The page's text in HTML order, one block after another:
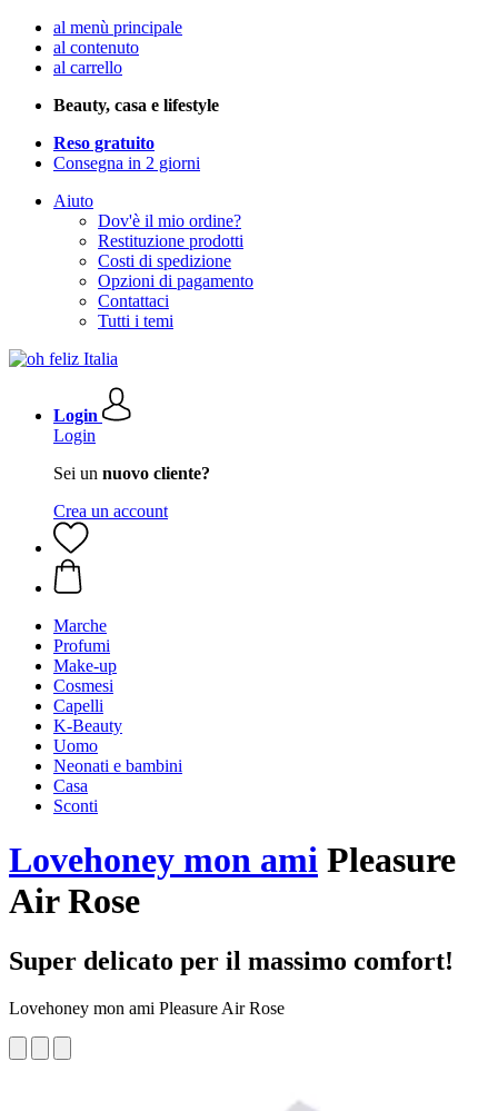
al menù principale
al contenuto
al carrello
Beauty, casa e lifestyle
Reso gratuito
Consegna in 2 giorni
Aiuto
Dov'è il mio ordine?
Restituzione prodotti
Costi di spedizione
Opzioni di pagamento
Contattaci
Tutti i temi
Login
Login
Sei un nuovo cliente?
Crea un account
Marche
Profumi
Make-up
Cosmesi
Capelli
K-Beauty
Uomo
Neonati e bambini
Casa
Sconti
Lovehoney mon ami Pleasure
Air Rose
Super delicato per il massimo comfort!
Lovehoney mon ami Pleasure Air Rose